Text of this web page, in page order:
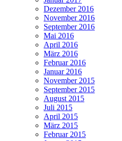
Dezember 2016
November 2016
September 2016
Mai 2016
April 2016
März 2016
Februar 2016
Januar 2016
November 2015
September 2015
August 2015
Juli 2015
April 2015
März 2015
Februar 2015